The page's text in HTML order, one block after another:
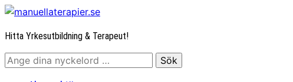
Hitta Yrkesutbildning & Terapeut!